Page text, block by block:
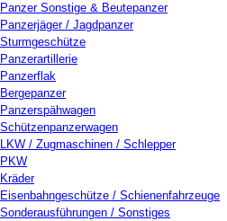
Panzer Sonstige & Beutepanzer
Panzerjäger / Jagdpanzer
Sturmgeschütze
Panzerartillerie
Panzerflak
Bergepanzer
Panzerspähwagen
Schützenpanzerwagen
LKW / Zugmaschinen / Schlepper
PKW
Kräder
Eisenbahngeschütze / Schienenfahrzeuge
Sonderausführungen / Sonstiges